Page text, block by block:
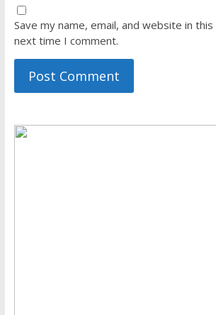
Save my name, email, and website in
next time I comment.